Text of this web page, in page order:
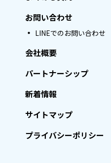
お問い合わせ
LINEでのお問い合わせ
会社概要
パートナーシップ
新着情報
サイトマップ
プライバシーポリシー